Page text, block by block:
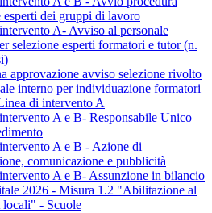
esperti dei gruppi di lavoro
A- Avviso al personale
selezione esperti formatori e tutor (n.
approvazione avviso selezione rivolto
interno per individuazione formatori
di intervento A
A e B- Responsabile Unico
A e B - Azione di
comunicazione e pubblicità
A e B- Assunzione in bilancio
2026 - Misura 1.2 "Abilitazione al
locali" - Scuole